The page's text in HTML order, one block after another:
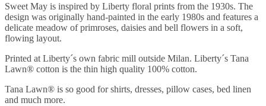
Sweet May is inspired by Liberty floral prints from the 1930s. The
design was originally hand-painted in the early 1980s and features a
delicate meadow of primroses, daisies and bell flowers in a soft,
flowing layout.
Printed at Liberty´s own fabric mill outside Milan. Liberty´s Tana
Lawn® cotton is the thin high quality 100% cotton.
Tana Lawn® is so good for shirts, dresses, pillow cases, bed linen
and much more.